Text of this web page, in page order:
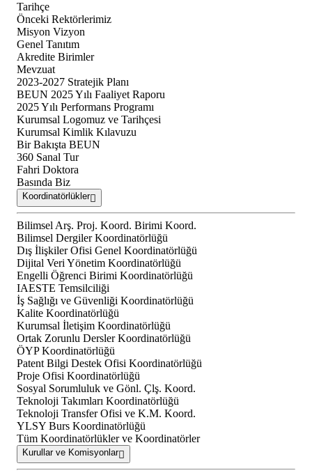
Tarihçe
Önceki Rektörlerimiz
Misyon Vizyon
Genel Tanıtım
Akredite Birimler
Mevzuat
2023-2027 Stratejik Planı
BEUN 2025 Yılı Faaliyet Raporu
2025 Yılı Performans Programı
Kurumsal Logomuz ve Tarihçesi
Kurumsal Kimlik Kılavuzu
Bir Bakışta BEUN
360 Sanal Tur
Fahri Doktora
Basında Biz
Koordinatörlükler
Bilimsel Arş. Proj. Koord. Birimi Koord.
Bilimsel Dergiler Koordinatörlüğü
Dış İlişkiler Ofisi Genel Koordinatörlüğü
Dijital Veri Yönetim Koordinatörlüğü
Engelli Öğrenci Birimi Koordinatörlüğü
IAESTE Temsilciliği
İş Sağlığı ve Güvenliği Koordinatörlüğü
Kalite Koordinatörlüğü
Kurumsal İletişim Koordinatörlüğü
Ortak Zorunlu Dersler Koordinatörlüğü
ÖYP Koordinatörlüğü
Patent Bilgi Destek Ofisi Koordinatörlüğü
Proje Ofisi Koordinatörlüğü
Sosyal Sorumluluk ve Gönl. Çlş. Koord.
Teknoloji Takımları Koordinatörlüğü
Teknoloji Transfer Ofisi ve K.M. Koord.
YLSY Burs Koordinatörlüğü
Tüm Koordinatörlükler ve Koordinatörler
Kurullar ve Komisyonlar